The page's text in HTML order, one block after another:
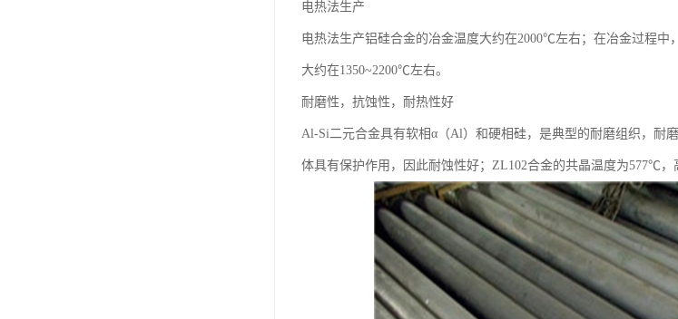
电热法生产
电热法生产铝硅合金的冶金温度大约在2000℃左右；在冶金过程
大约在1350~2200℃左右。
耐磨性，抗蚀性，耐热性好
Al-Si二元合金具有软相α（Al）和硬相硅，是典型的耐磨组织，耐
体具有保护作用，因此耐蚀性好；ZL102合金的共晶温度为577℃